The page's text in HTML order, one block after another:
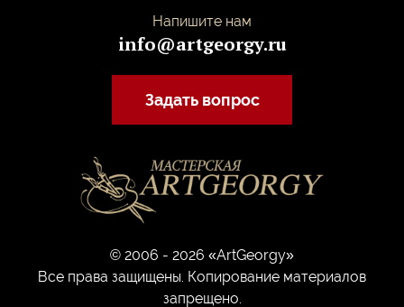
© 2006 - 2026 «ArtGeorgy»
Все права защищены. Копирование материалов
запрещено.
Напишите нам
info@artgeorgy.ru
Задать вопрос